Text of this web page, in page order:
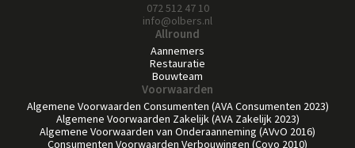
072 512 47 10
info@olbers.nl
Allround
Aannemers
Restauratie
Bouwteam
Voorwaarden
Algemene Voorwaarden Consumenten (AVA Consumenten 2023)
Algemene Voorwaarden Zakelijk (AVA Zakelijk 2023)
Algemene Voorwaarden van Onderaanneming (AVvO 2016)
Consumenten Voorwaarden Verbouwingen (Covo 2010)